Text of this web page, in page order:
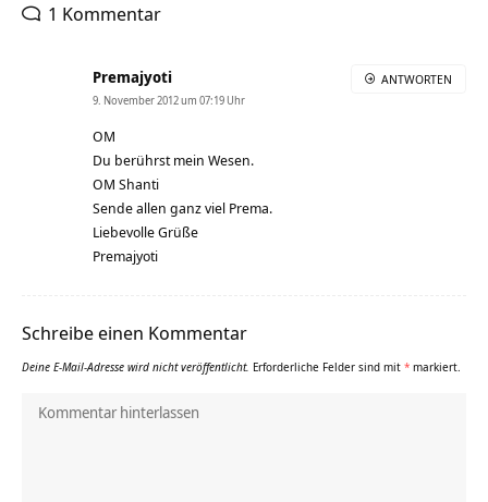
1 Kommentar
Premajyoti
9. November 2012 um 07:19 Uhr
OM
Du berührst mein Wesen.
OM Shanti
Sende allen ganz viel Prema.
Liebevolle Grüße
Premajyoti
ANTWORTEN
Schreibe einen Kommentar
Deine E-Mail-Adresse wird nicht veröffentlicht. Erforderliche Felder sind mit * markiert.